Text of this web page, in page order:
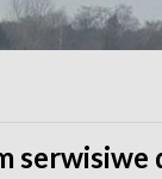
serwisiwe